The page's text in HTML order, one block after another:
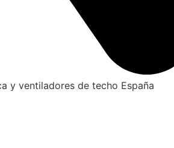
y ventiladores de techo España